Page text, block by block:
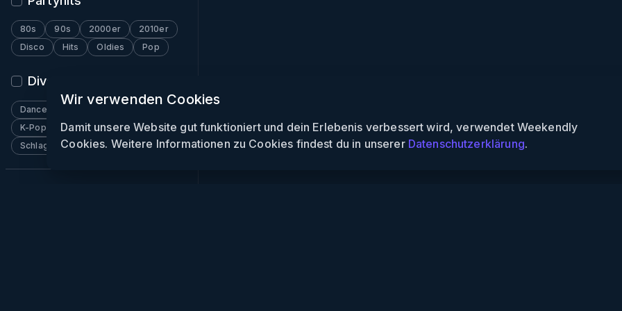
Wir verwenden Cookies
Damit unsere Website gut funktioniert und dein Erlebenis verbessert wird, verwendet Weekendly
Cookies. Weitere Informationen zu Cookies findest du in unserer Datenschutzerklärung.
80s 90s 2000er
2010er
Disco
Hits Oldies Pop
Diverses
Dancehall
K-Pop
Pop Reggae
Rock
Schlager
Soulection Wave